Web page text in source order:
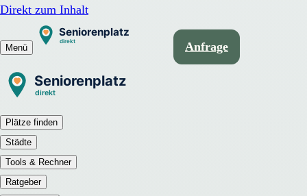
Direkt zum Inhalt
Menü Anfrage
Plätze finden
Städte
Tools & Rechner
Ratgeber